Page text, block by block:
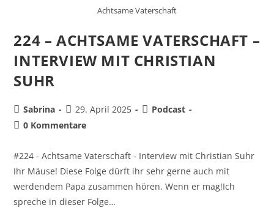
Achtsame Vaterschaft
224 – ACHTSAME VATERSCHAFT –
INTERVIEW MIT CHRISTIAN
SUHR
Sabrina 29. April 2025
Podcast
0 Kommentare
#224 - Achtsame Vaterschaft - Interview mit Christian Suhr
Ihr Mäuse! Diese Folge dürft ihr sehr gerne auch mit
werdendem Papa zusammen hören. Wenn er mag!Ich
spreche in dieser Folge…